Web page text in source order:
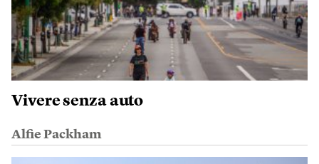
Vivere senza auto
Alfie Packham